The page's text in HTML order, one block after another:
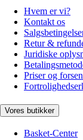
Hvem er vi?
Kontakt os
Retur &
Juridiske
Priser og
Vores butikker
Basket-Center